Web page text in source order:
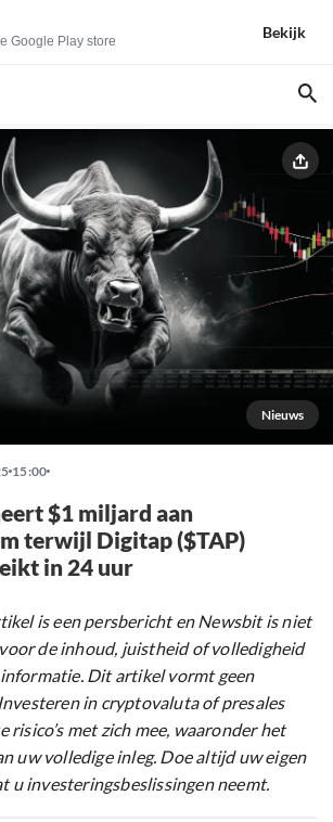
Google Play store
Bekijk
Nieuws
15:00
$1 miljard aan
terwijl Digitap ($TAP)
in 24 uur
is een persbericht en Newsbit is niet
de inhoud, juistheid of volledigheid
Dit artikel vormt geen
in cryptovaluta of presales
risico’s met zich mee, waaronder het
uw volledige inleg. Doe altijd uw eigen
u investeringsbeslissingen neemt.